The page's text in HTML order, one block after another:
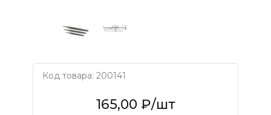
Код товара: 200141
165,00 ₽/шт